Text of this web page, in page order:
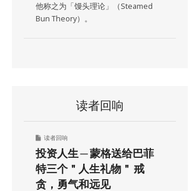
他称之为「馒头理论」（Steamed
Bun Theory）。
读者回响
读者回响
投资人生 ─ 蒙格送给巴菲
特三个＂人生礼物＂ 戒
贪，勇气和远见